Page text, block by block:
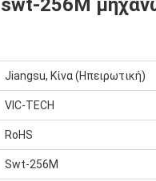
swt-256M
Jiangsu, Κίνα (Ηπειρωτική)
VIC-TECH
RoHS
Swt-256M